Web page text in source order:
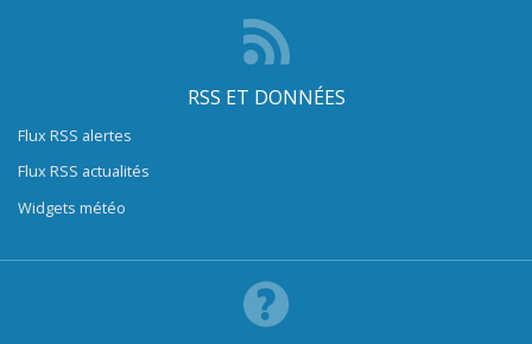
RSS ET DONNÉES
Flux RSS alertes
Flux RSS actualités
Widgets météo